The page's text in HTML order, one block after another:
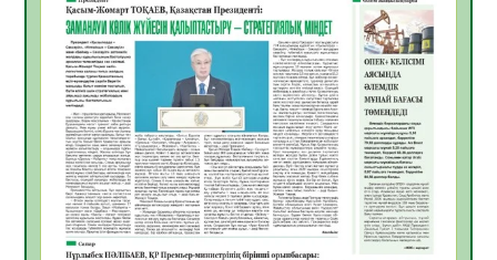
06.08.2026
53
Көкжөтел ауруы туралы
06.08.2026
51
АПВ вакцинасы туралы мәлімет
06.08.2026
49
Open Air: Қызылорда облысы полиция
департаменті 20 мыңнан астам
көрерменнің қауіпсіздігін қамтамасыз етті